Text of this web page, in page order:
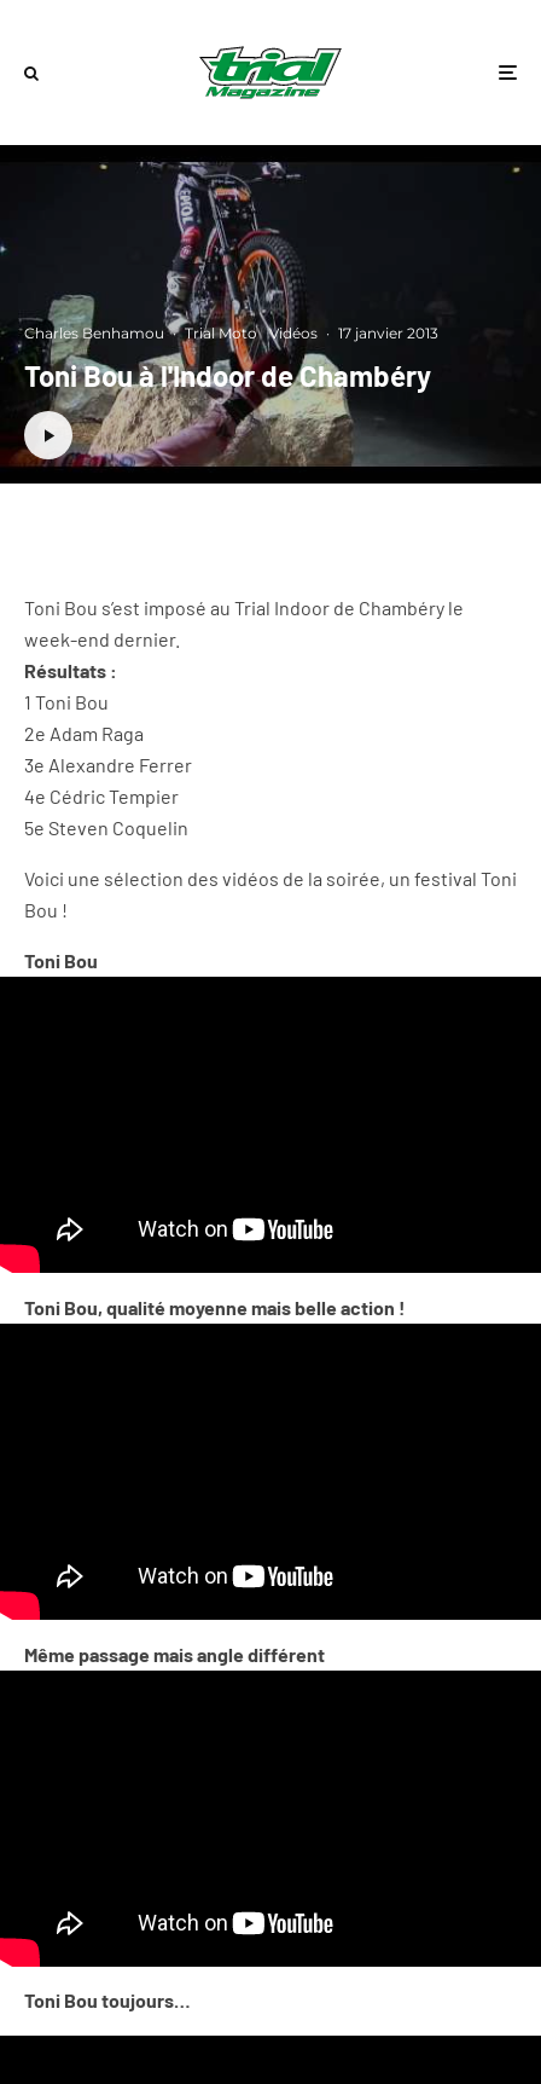
Charles Benhamou · Trial Moto Vidéos · 17 janvier 2013
Toni Bou à l'Indoor de Chambéry
Toni Bou s’est imposé au Trial Indoor de Chambéry le
week-end dernier.
Résultats :
1 Toni Bou
2e Adam Raga
3e Alexandre Ferrer
4e Cédric Tempier
5e Steven Coquelin
Voici une sélection des vidéos de la soirée, un festival Toni
Bou !
Toni Bou
Toni Bou, qualité moyenne mais belle action !
Même passage mais angle différent
Toni Bou toujours…